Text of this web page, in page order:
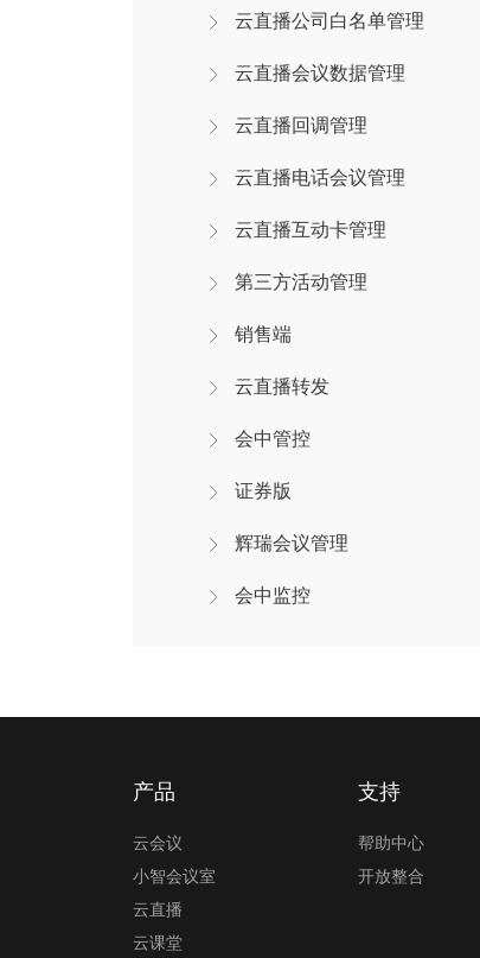
云直播公司白名单管理
云直播会议数据管理
云直播回调管理
云直播电话会议管理
云直播互动卡管理
第三方活动管理
销售端
云直播转发
会中管控
证券版
辉瑞会议管理
会中监控
产品
云会议
小智会议室
云直播
云课堂
支持
帮助中心
开放整合